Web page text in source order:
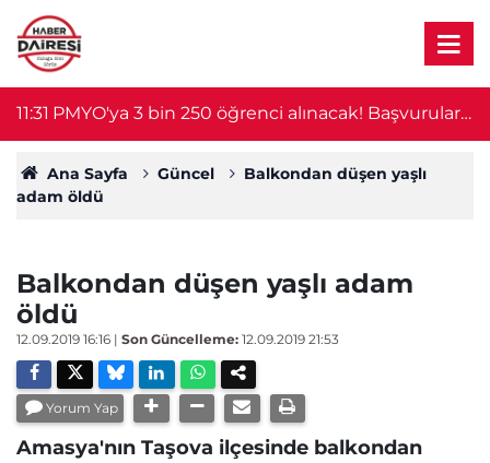
11:31 PMYO'ya 3 bin 250 öğrenci alınacak! Başvurular
bugün başladı
Ana Sayfa Güncel
Balkondan düşen yaşlı
adam öldü
Balkondan düşen yaşlı adam
öldü
12.09.2019 16:16 | Son Güncelleme: 12.09.2019 21:53
Yorum Yap
Amasya'nın Taşova ilçesinde balkondan